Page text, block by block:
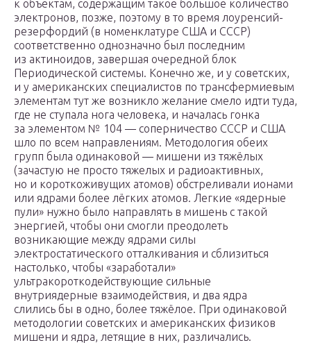
к объектам, содержащим такое большое количество
электронов, позже, поэтому в то время лоуренсий-
резерфордий (в номенклатуре США и СССР)
соответственно однозначно был последним
из актиноидов, завершая очередной блок
Периодической системы. Конечно же, и у советских,
и у американских специалистов по трансфермиевым
элементам тут же возникло желание смело идти туда,
где не ступала нога человека, и началась гонка
за элементом № 104 — соперничество СССР и США
шло по всем направлениям. Методология обеих
групп была одинаковой — мишени из тяжёлых
(зачастую не просто тяжелых и радиоактивных,
но и короткоживущих атомов) обстреливали ионами
или ядрами более лёгких атомов. Легкие «ядерные
пули» нужно было направлять в мишень с такой
энергией, чтобы они смогли преодолеть
возникающие между ядрами силы
электростатического отталкивания и сблизиться
настолько, чтобы «заработали»
ультракороткодействующие сильные
внутриядерные взаимодействия, и два ядра
слились бы в одно, более тяжёлое. При одинаковой
методологии советских и американских физиков
мишени и ядра, летящие в них, различались.